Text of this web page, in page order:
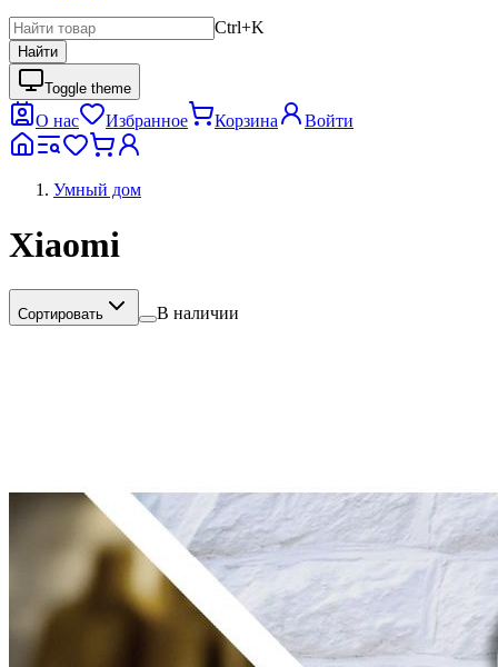
Ctrl+K
Найти
Toggle theme
О нас Избранное Корзина Войти
Умный дом
Xiaomi
Сортировать В наличии